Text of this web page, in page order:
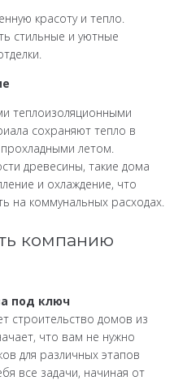
красоту и тепло.
стильные и уютные
теплоизоляционными
сохраняют тепло в
летом.
древесины, такие дома
и охлаждение, что
на коммунальных расходах.
компанию
под ключ
строительство домов из
что вам не нужно
для различных этапов
все задачи, начиная от